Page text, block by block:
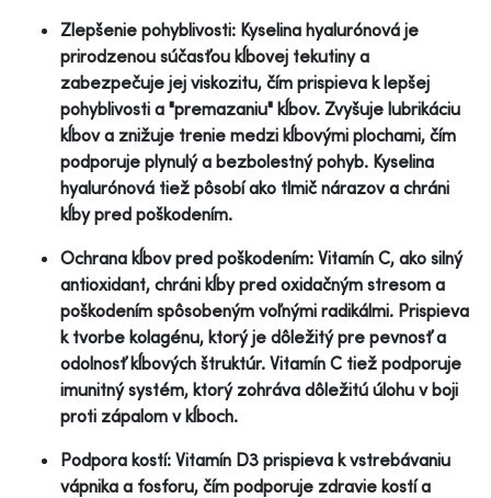
Zlepšenie pohyblivosti: Kyselina hyalurónová je
prirodzenou súčasťou kĺbovej tekutiny a
zabezpečuje jej viskozitu, čím prispieva k lepšej
pohyblivosti a "premazaniu" kĺbov. Zvyšuje lubrikáciu
kĺbov a znižuje trenie medzi kĺbovými plochami, čím
podporuje plynulý a bezbolestný pohyb. Kyselina
hyalurónová tiež pôsobí ako tlmič nárazov a chráni
kĺby pred poškodením.
Ochrana kĺbov pred poškodením: Vitamín C, ako silný
antioxidant, chráni kĺby pred oxidačným stresom a
poškodením spôsobeným voľnými radikálmi. Prispieva
k tvorbe kolagénu, ktorý je dôležitý pre pevnosť a
odolnosť kĺbových štruktúr. Vitamín C tiež podporuje
imunitný systém, ktorý zohráva dôležitú úlohu v boji
proti zápalom v kĺboch.
Podpora kostí: Vitamín D3 prispieva k vstrebávaniu
vápnika a fosforu, čím podporuje zdravie kostí a